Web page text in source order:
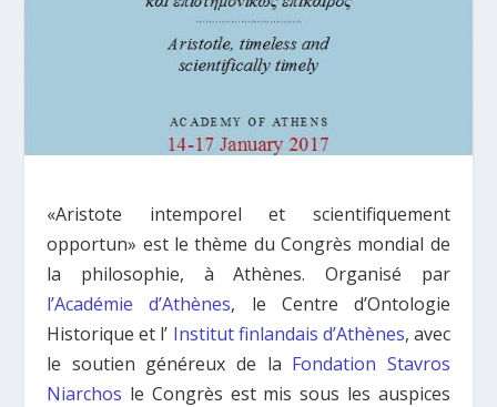
«Aristote intemporel et scientifiquement
opportun» est le thème du Congrès mondial de
la philosophie, à Athènes. Organisé par
l’Académie d’Athènes, le Centre d’Ontologie
Historique et l’ Institut finlandais d’Athènes, avec
le soutien généreux de la Fondation Stavros
Niarchos le Congrès est mis sous les auspices